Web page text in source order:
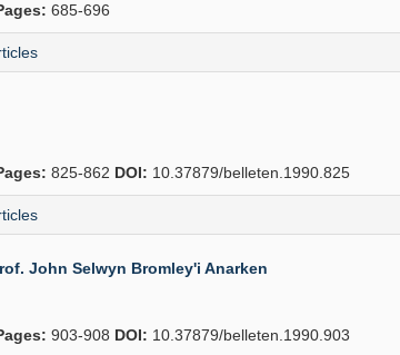
685-696
825-862 DOI: 10.37879/belleten.1990.825
John Selwyn Bromley'i Anarken
903-908 DOI: 10.37879/belleten.1990.903